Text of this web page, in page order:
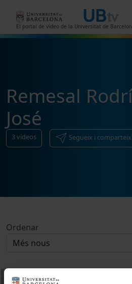
El portal de vídeo de la Universitat de
Remesal
José
3vídeos Segueix i comparteix
Ordenar